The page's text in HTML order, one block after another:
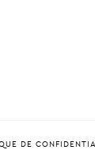
DE